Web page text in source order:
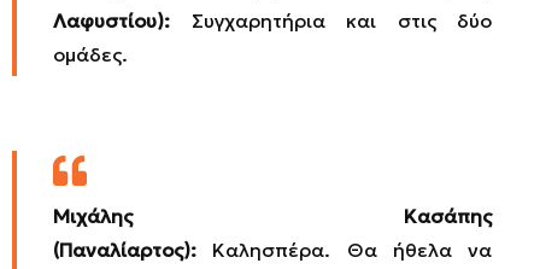
Λαφυστίου): Συγχαρητήρια και στις δύο
ομάδες.
Μιχάλης Κασάπης
(Παναλίαρτος): Καλησπέρα. Θα ήθελα να